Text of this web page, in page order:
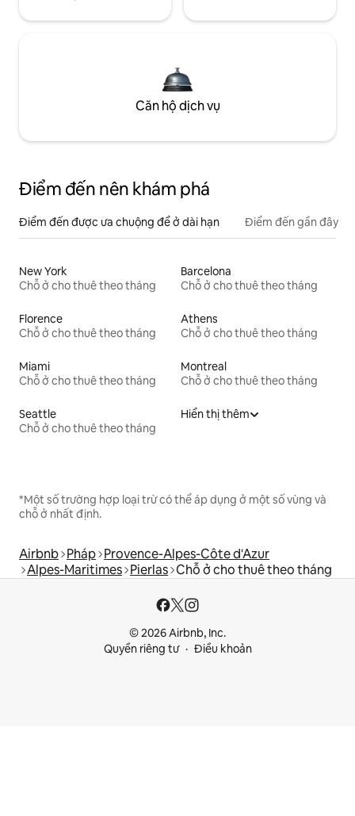
Căn hộ dịch vụ
Điểm đến nên khám phá
Điểm đến được ưa chuộng để ở dài hạn Điểm đến gần đây
New York
Chỗ ở cho thuê theo tháng
Barcelona
Chỗ ở cho thuê theo tháng
Florence
Chỗ ở cho thuê theo tháng
Athens
Chỗ ở cho thuê theo tháng
Miami
Chỗ ở cho thuê theo tháng
Montreal
Chỗ ở cho thuê theo tháng
Seattle
Chỗ ở cho thuê theo tháng
Hiển thị thêm
*Một số trường hợp loại trừ có thể áp dụng ở một số vùng và
chỗ ở nhất định.
Airbnb Pháp Provence-Alpes-Côte d'Azur
Alpes-Maritimes Pierlas Chỗ ở cho thuê theo tháng
© 2026 Airbnb, Inc.
Quyền riêng tư
Điều khoản